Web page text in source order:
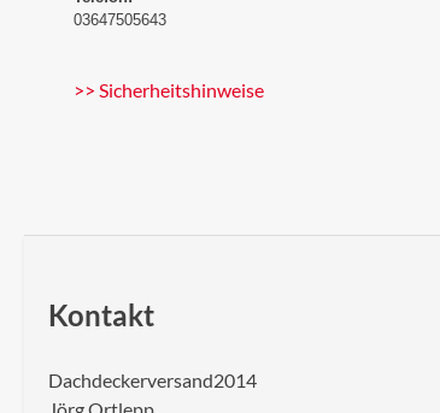
03647505643
>> Sicherheitshinweise
Kontakt
Dachdeckerversand2014